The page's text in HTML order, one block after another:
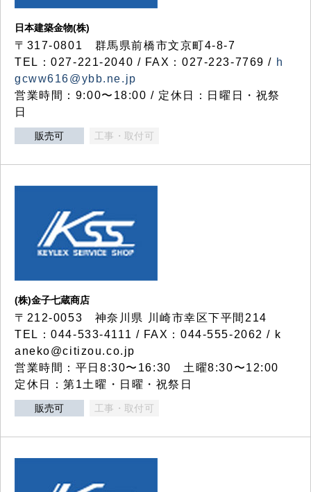
日本建築金物(株)
〒317‐0801 群馬県前橋市文京町4-8-7
TEL：027-221-2040 / FAX：027-223-7769 / h
gcww616@ybb.ne.jp
営業時間：9:00〜18:00 / 定休日：日曜日・祝祭
日
販売可 工事・取付可
(株)金子七蔵商店
〒212-0053 神奈川県 川崎市幸区下平間214
TEL：044-533-4111 / FAX：044-555-2062 / k
aneko@citizou.co.jp
営業時間：平日8:30〜16:30 土曜8:30〜12:00
定休日：第1土曜・日曜・祝祭日
販売可 工事・取付可